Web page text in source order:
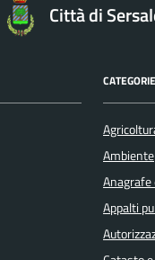
Città di
Ambiente
Appalti